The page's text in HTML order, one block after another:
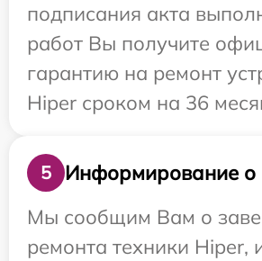
подписания акта
работ Вы получите
гарантию на ремонт
Hiper сроком на 36
5
Информирование о
Мы сообщим Вам о
ремонта техники Hiper,